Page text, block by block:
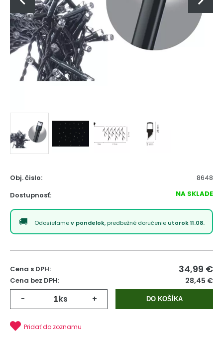
Obj. čislo:
8648
Dostupnosť:
NA SKLADE
Odosielamev pondelok, predbežné doručenie utorok 11.08.
Cena s DPH: 34,99 €
Cena bez DPH: 28,45 €
- ks + DO KOŠÍKA
Pridať do zoznamu